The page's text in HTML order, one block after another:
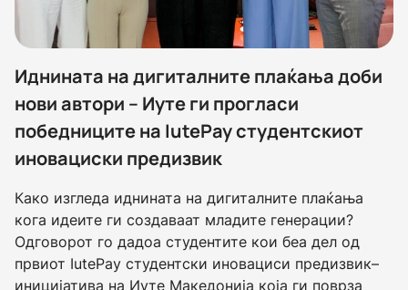
Иднината на дигиталните плаќања доби
нови автори – Иуте ги прогласи
победниците на IutePay студентскиот
иновациски предизвик
Како изгледа иднината на дигиталните плаќања
кога идеите ги создаваат младите генерации?
Одговорот го дадоа студентите кои беа дел од
првиот IutePay студентски иновациси предизвик–
иницијатива на Иуте Македонија која ги поврза